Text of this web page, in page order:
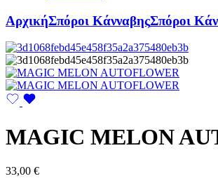
ΑρχικήΣπόροι ΚάνναβηςΣπόροι
MAGIC MELON
33,00 €